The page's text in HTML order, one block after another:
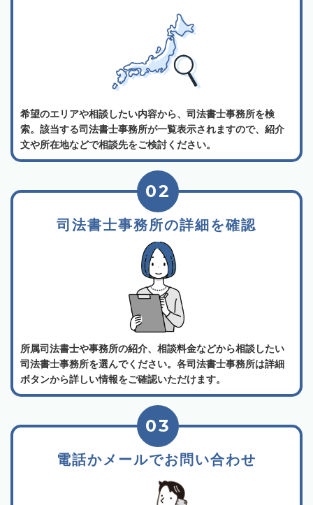
希望のエリアや相談したい内容から、司法書士事務所を検
索。該当する司法書士事務所が一覧表示されますので、紹介
文や所在地などで相談先をご検討ください。
司法書士事務所の詳細を確認
02
所属司法書士や事務所の紹介、相談料金などから相談したい
司法書士事務所を選んでください。各司法書士事務所は詳細
ボタンから詳しい情報をご確認いただけます。
電話かメールでお問い合わせ
03